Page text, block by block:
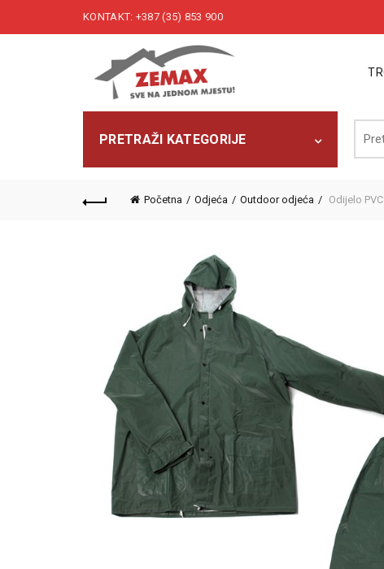
KONTAKT: +387 (35) 853 900
PRETRAŽI KATEGORIJE
Početna Odjeća Outdoor odjeća Odijelo